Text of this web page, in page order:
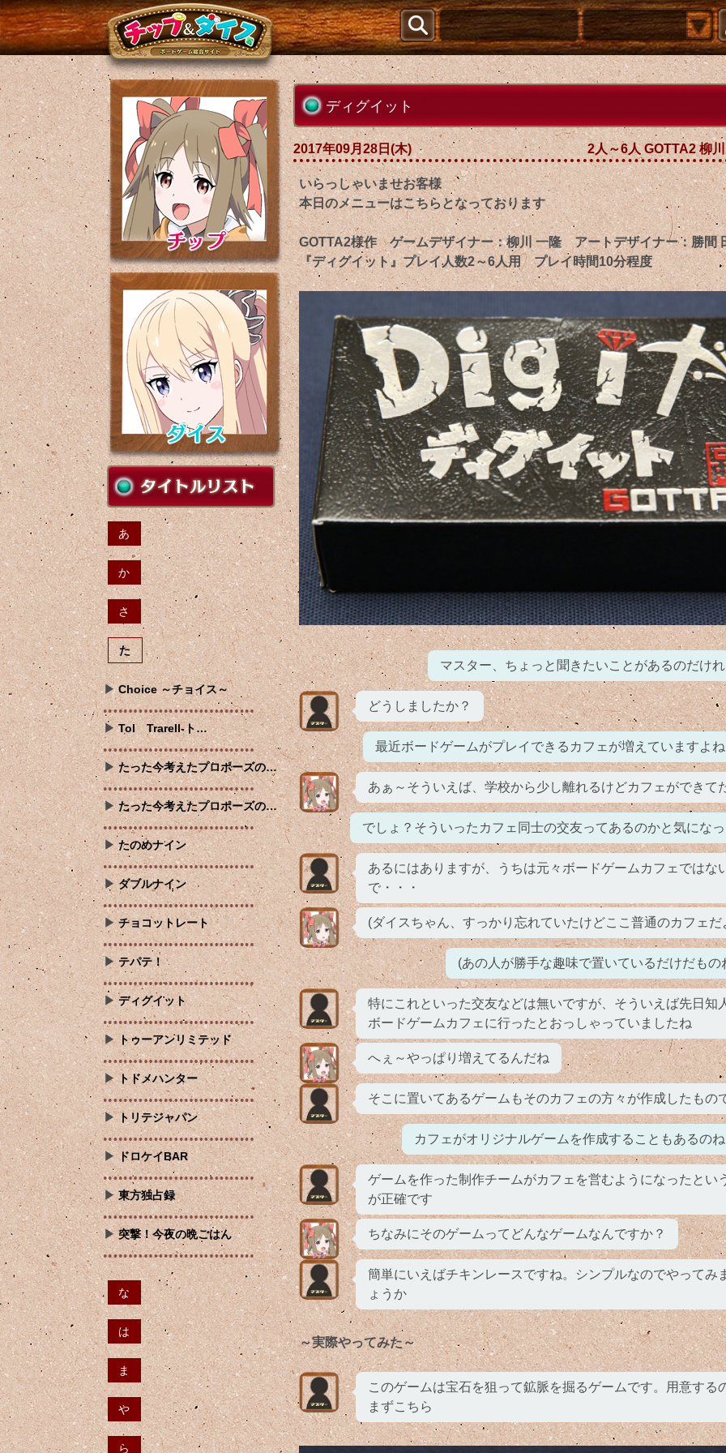
あ
か
さ
た
Choice ～チョイス～
Tol Trarell-ト…
たった今考えたプロポーズの…
たった今考えたプロポーズの…
たのめナイン
ダブルナイン
チョコットレート
テパテ！
ディグイット
トゥーアンリミテッド
トドメハンター
トリテジャパン
ドロケイBAR
東方独占録
突撃！今夜の晩ごはん
な
は
ま
や
ら
ディグイット
2017年09月28日(木) 2人～6人 GOTTA2 柳
いらっしゃいませお客様
本日のメニューはこちらとなっております
GOTTA2様作 ゲームデザイナー：柳川 一隆 アートデザイナー：勝間
『ディグイット』プレイ人数2～6人用 プレイ時間10分程度
マスター、ちょっと聞きたいことがあるのだけ
どうしましたか？
最近ボードゲームがプレイできるカフェが増えていますよ
あぁ～そういえば、学校から少し離れるけどカフェができて
でしょ？そういったカフェ同士の交友ってあるのかと気にな
あるにはありますが、うちは元々ボードゲームカフェではな
で・・・
(ダイスちゃん、すっかり忘れていたけどここ普通のカフェだ
(あの人が勝手な趣味で置いているだけだもの
特にこれといった交友などは無いですが、そういえば先日知
ボードゲームカフェに行ったとおっしゃっていましたね
へぇ～やっぱり増えてるんだね
そこに置いてあるゲームもそのカフェの方々が作成したもの
カフェがオリジナルゲームを作成することもあるの
ゲームを作った制作チームがカフェを営むようになったとい
が正確です
ちなみにそのゲームってどんなゲームなんですか？
簡単にいえばチキンレースですね。シンプルなのでやってみ
ょうか
～実際やってみた～
このゲームは宝石を狙って鉱脈を掘るゲームです。用意する
まずこちら